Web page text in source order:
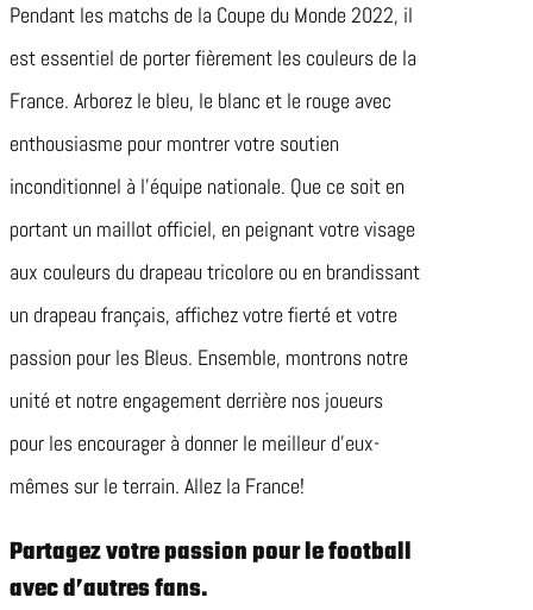
Pendant les matchs de la Coupe du Monde 2022, il
est essentiel de porter fièrement les couleurs de la
France. Arborez le bleu, le blanc et le rouge avec
enthousiasme pour montrer votre soutien
inconditionnel à l’équipe nationale. Que ce soit en
portant un maillot officiel, en peignant votre visage
aux couleurs du drapeau tricolore ou en brandissant
un drapeau français, affichez votre fierté et votre
passion pour les Bleus. Ensemble, montrons notre
unité et notre engagement derrière nos joueurs
pour les encourager à donner le meilleur d’eux-
mêmes sur le terrain. Allez la France!
Partagez votre passion pour le football
avec d’autres fans.